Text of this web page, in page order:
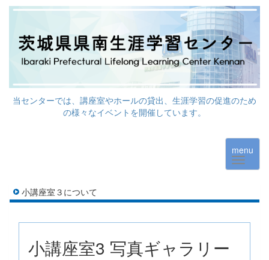
当センターでは、講座室やホールの貸出、生涯学習の促進のため
の様々なイベントを開催しています。
menu
小講座室３について
小講座室3 写真ギャラリー